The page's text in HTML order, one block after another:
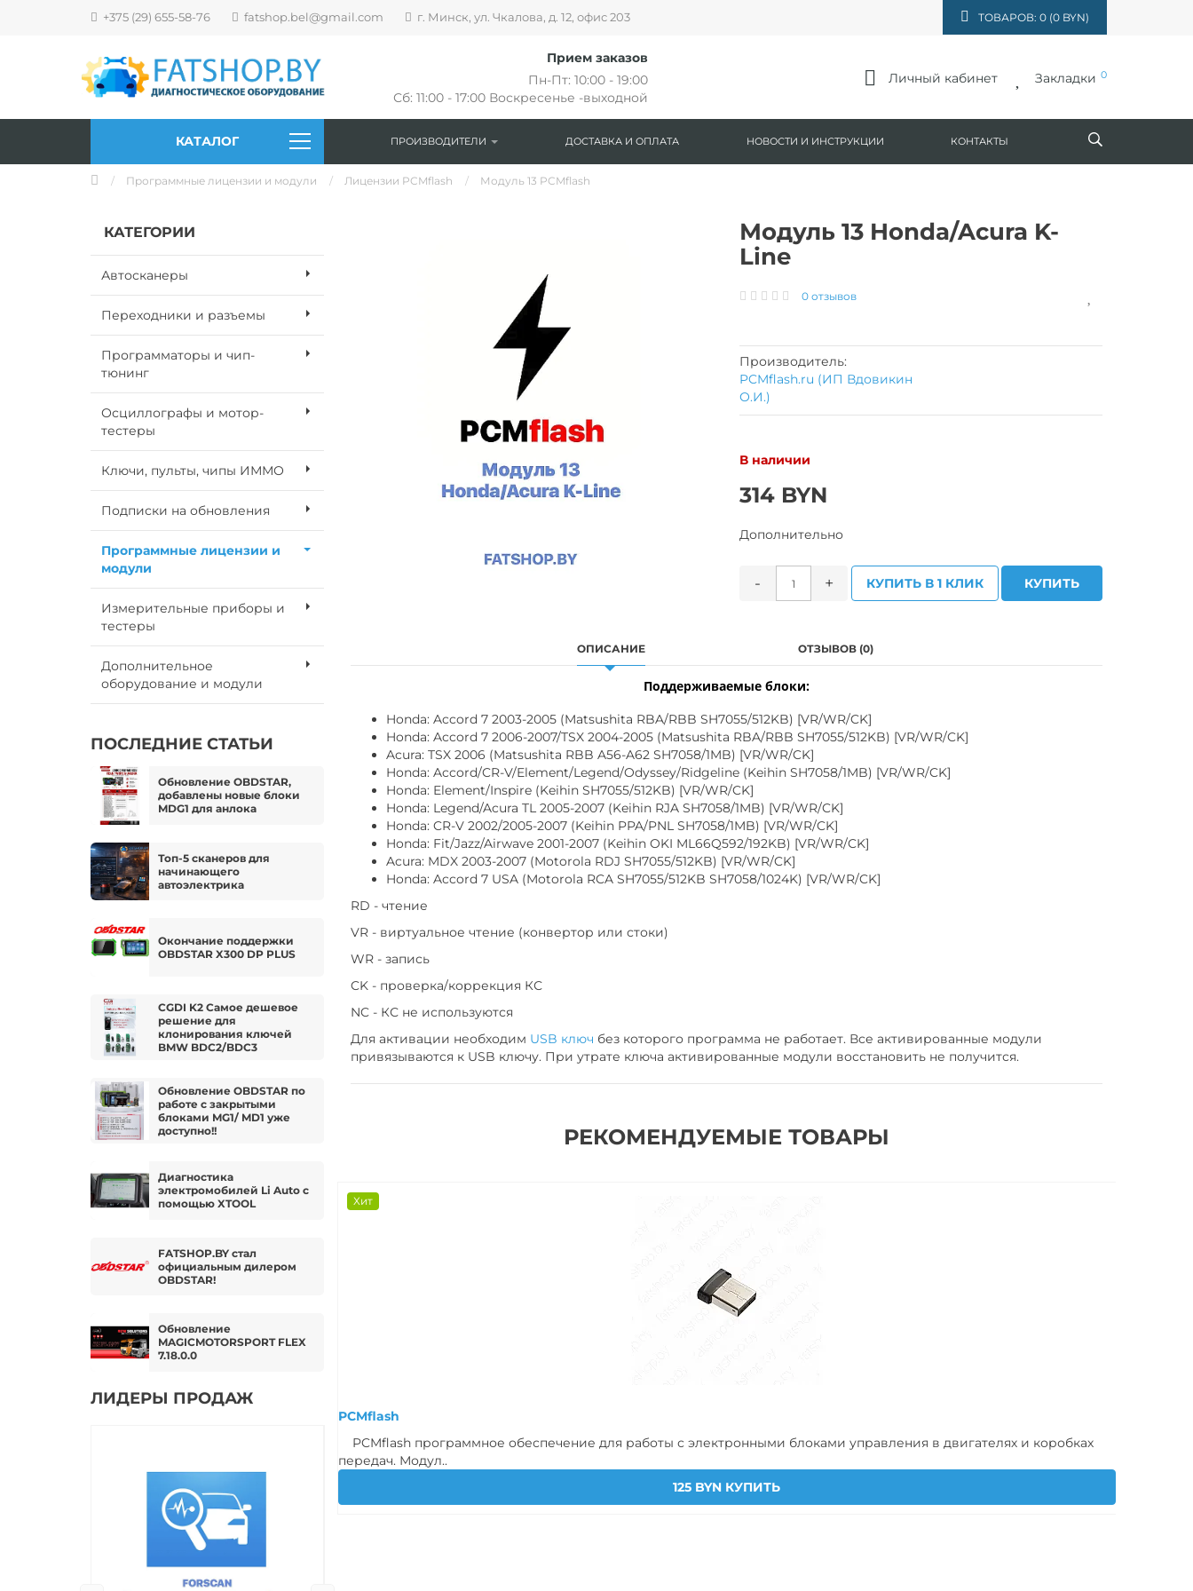
+375 (29) 655-58-76 fatshop.bel@gmail.com г. Минск, ул. Чкалова, д. 12, офис 203 ТОВАРОВ: 0 (0 BYN)
Прием заказов
Пн-Пт: 10:00 - 19:00
Сб: 11:00 - 17:00 Воскресенье -выходной
Личный кабинет Закладки 0
КАТАЛОГ ПРОИЗВОДИТЕЛИ ДОСТАВКА И ОПЛАТА НОВОСТИ И ИНСТРУКЦИИ КОНТАКТЫ
Программные лицензии и модули Лицензии PCMflash Модуль 13 PCMflash
КАТЕГОРИИ
Автосканеры
Переходники и разъемы
Программаторы и чип-
тюнинг
Осциллографы и мотор-
тестеры
Ключи, пульты, чипы ИММО
Подписки на обновления
Программные лицензии и
модули
Измерительные приборы и
тестеры
Дополнительное
оборудование и модули
ПОСЛЕДНИЕ СТАТЬИ
Обновление OBDSTAR,
добавлены новые блоки
MDG1 для анлока
Топ-5 сканеров для
начинающего
автоэлектрика
Окончание поддержки
OBDSTAR X300 DP PLUS
CGDI K2 Самое дешевое
решение для
клонирования ключей
BMW BDC2/BDC3
Обновление OBDSTAR по
работе с закрытыми
блоками MG1/ MD1 уже
доступно!!
Диагностика
электромобилей Li Auto с
помощью XTOOL
FATSHOP.BY стал
официальным дилером
OBDSTAR!
Обновление
MAGICMOTORSPORT FLEX
7.18.0.0
ЛИДЕРЫ ПРОДАЖ
Хит
Модуль 13 Honda/Acura K-
Line
0 отзывов
Производитель:
PCMflash.ru (ИП Вдовикин
О.И.)
В наличии
314 BYN
Дополнительно
- + КУПИТЬ В 1 КЛИК КУПИТЬ
ОПИСАНИЕ ОТЗЫВОВ (0)
Поддерживаемые блоки:
Honda: Accord 7 2003-2005 (Matsushita RBA/RBB SH7055/512KB) [VR/WR/CK]
Honda: Accord 7 2006-2007/TSX 2004-2005 (Matsushita RBA/RBB SH7055/512KB) [VR/WR/CK]
Acura: TSX 2006 (Matsushita RBB A56-A62 SH7058/1MB) [VR/WR/CK]
Honda: Accord/CR-V/Element/Legend/Odyssey/Ridgeline (Keihin SH7058/1MB) [VR/WR/CK]
Honda: Element/Inspire (Keihin SH7055/512KB) [VR/WR/CK]
Honda: Legend/Acura TL 2005-2007 (Keihin RJA SH7058/1MB) [VR/WR/CK]
Honda: CR-V 2002/2005-2007 (Keihin PPA/PNL SH7058/1MB) [VR/WR/CK]
Honda: Fit/Jazz/Airwave 2001-2007 (Keihin OKI ML66Q592/192KB) [VR/WR/CK]
Acura: MDX 2003-2007 (Motorola RDJ SH7055/512KB) [VR/WR/CK]
Honda: Accord 7 USA (Motorola RCA SH7055/512KB SH7058/1024K) [VR/WR/CK]
RD - чтение
VR - виртуальное чтение (конвертор или стоки)
WR - запись
CK - проверка/коррекция КС
NC - КС не используются
Для активации необходим USB ключ без которого программа не работает. Все активированные модули
привязываются к USB ключу. При утрате ключа активированные модули восстановить не получится.
РЕКОМЕНДУЕМЫЕ ТОВАРЫ
Хит
PCMflash
PCMflash программное обеспечение для работы с электронными блоками управления в двигателях и коробках
передач. Модул..
125 BYN КУПИТЬ